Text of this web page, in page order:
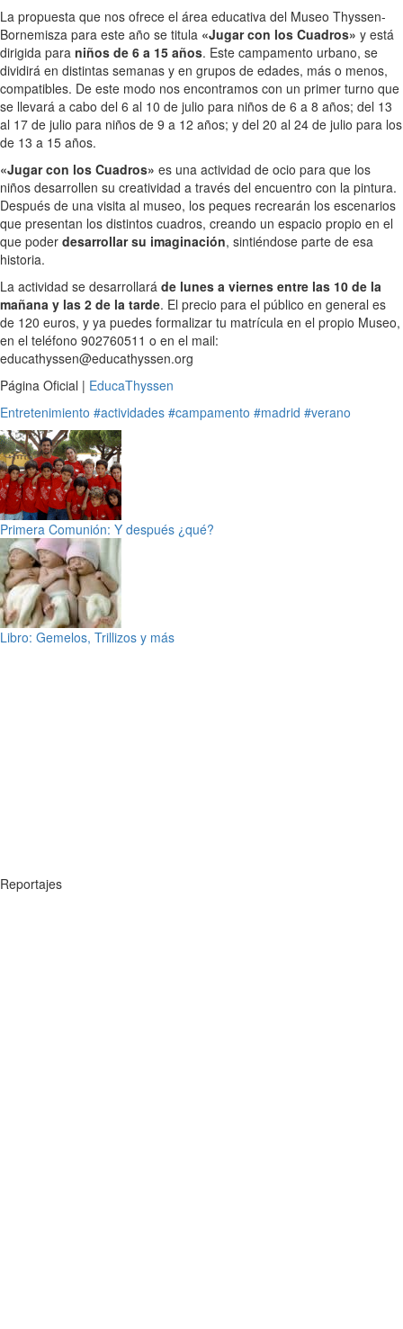
La propuesta que nos ofrece el área educativa del Museo Thyssen-
Bornemisza para este año se titula «Jugar con los Cuadros» y está
dirigida para niños de 6 a 15 años. Este campamento urbano, se
dividirá en distintas semanas y en grupos de edades, más o menos,
compatibles. De este modo nos encontramos con un primer turno que
se llevará a cabo del 6 al 10 de julio para niños de 6 a 8 años; del 13
al 17 de julio para niños de 9 a 12 años; y del 20 al 24 de julio para los
de 13 a 15 años.
«Jugar con los Cuadros» es una actividad de ocio para que los
niños desarrollen su creatividad a través del encuentro con la pintura.
Después de una visita al museo, los peques recrearán los escenarios
que presentan los distintos cuadros, creando un espacio propio en el
que poder desarrollar su imaginación, sintiéndose parte de esa
historia.
La actividad se desarrollará de lunes a viernes entre las 10 de la
mañana y las 2 de la tarde. El precio para el público en general es
de 120 euros, y ya puedes formalizar tu matrícula en el propio Museo,
en el teléfono 902760511 o en el mail:
educathyssen@educathyssen.org
Página Oficial | EducaThyssen
Entretenimiento #actividades #campamento #madrid #verano
Primera Comunión: Y después ¿qué?
Libro: Gemelos, Trillizos y más
Reportajes